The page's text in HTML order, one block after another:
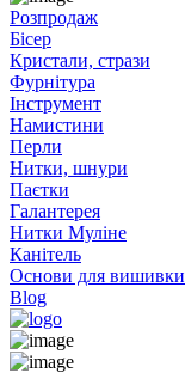
Розпродаж
Бісер
Кристали, стрази
Фурнітура
Інструмент
Намистини
Перли
Нитки, шнури
Паєтки
Галантерея
Нитки Муліне
Канітель
Основи для вишивки
Blog